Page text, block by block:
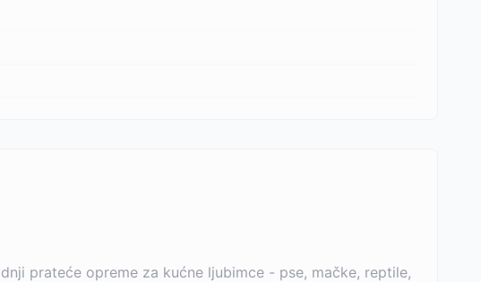
prateće opreme za kućne ljubimce - pse, mačke, reptile,